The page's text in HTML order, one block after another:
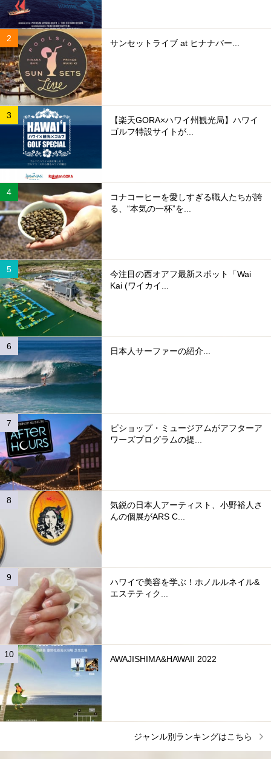
サンセットライブ at ヒナナバー...
【楽天GORA×ハワイ州観光局】ハワイ
ゴルフ特設サイトが...
コナコーヒーを愛しすぎる職人たちが誇
る、“本気の一杯”を...
今注目の西オアフ最新スポット「Wai
Kai (ワイカイ...
日本人サーファーの紹介...
ビショップ・ミュージアムがアフターア
ワーズプログラムの提...
気鋭の日本人アーティスト、小野裕人さ
んの個展がARS C...
ハワイで美容を学ぶ！ホノルルネイル&
エステティク...
AWAJISHIMA&HAWAII 2022
ジャンル別ランキングはこちら